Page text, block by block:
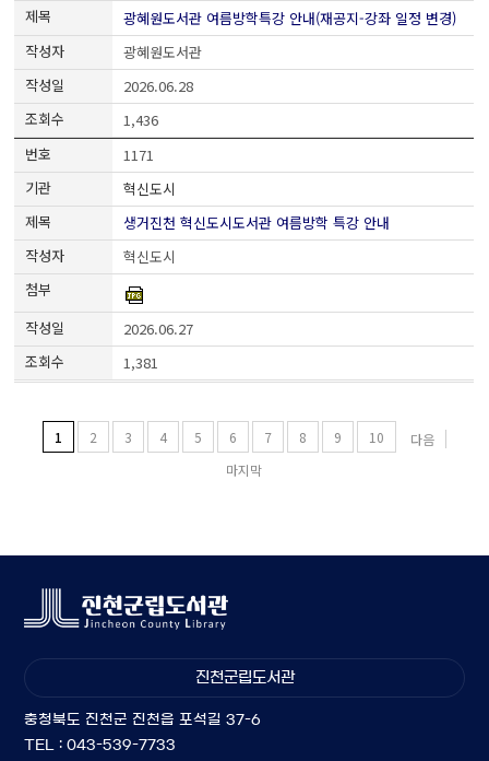
광혜원도서관 여름방학특강 안내(재공지-강좌 일정 변경)
광혜원도서관
2026.06.28
1,436
1171
혁신도시
생거진천 혁신도시도서관 여름방학 특강 안내
혁신도시
2026.06.27
1,381
1 2 3 4 5 6 7 8 9 10
다음
마지막
진천군립도서관
충청북도 진천군 진천읍 포석길 37-6
TEL : 043-539-7733